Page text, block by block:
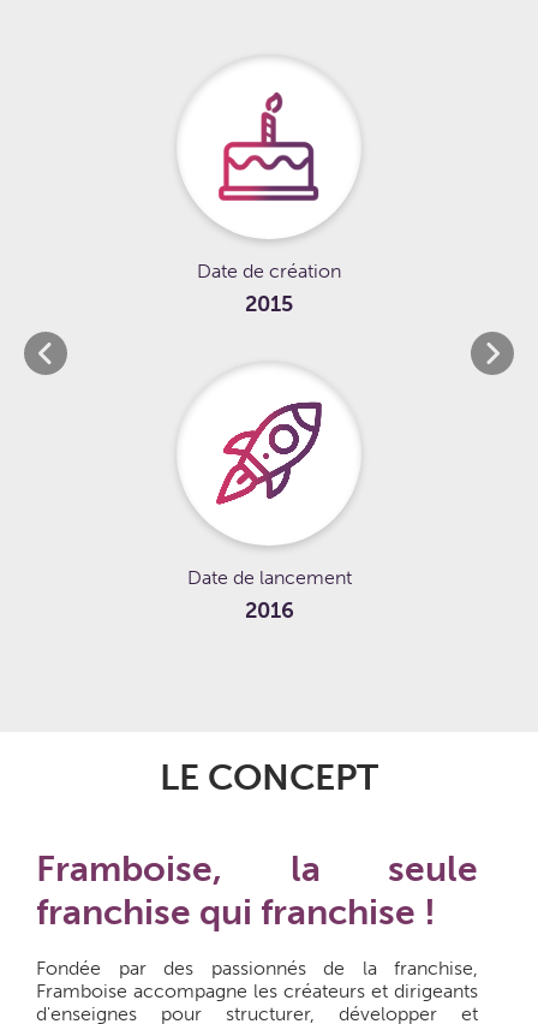
Date de création
2015
Date de lancement
2016
LE CONCEPT
Framboise, la seule
franchise qui franchise !
Fondée par des passionnés de la franchise,
Framboise accompagne les créateurs et dirigeants
d'enseignes pour structurer, développer et